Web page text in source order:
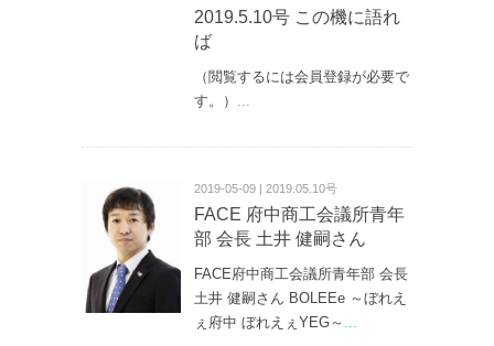
2019.5.10号 この機に語れ
ば
（閲覧するには会員登録が必要で
す。）
2019-05-09 | 2019.05.10号
FACE 府中商工会議所青年
部 会長 土井 健嗣さん
FACE府中商工会議所青年部 会長
土井 健嗣さん BOLEEe ～ぼれえ
ぇ府中 ぼれえぇYEG～